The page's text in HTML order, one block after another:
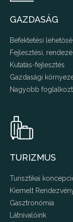
GAZDASÁG
Befektetési
Fejlesztési,
Kutatás-fejlesztés
Gazdasági
Nagyobb
TURIZMUS
Turisztikai
Kiemelt
Gasztronómia
Látnivalóink